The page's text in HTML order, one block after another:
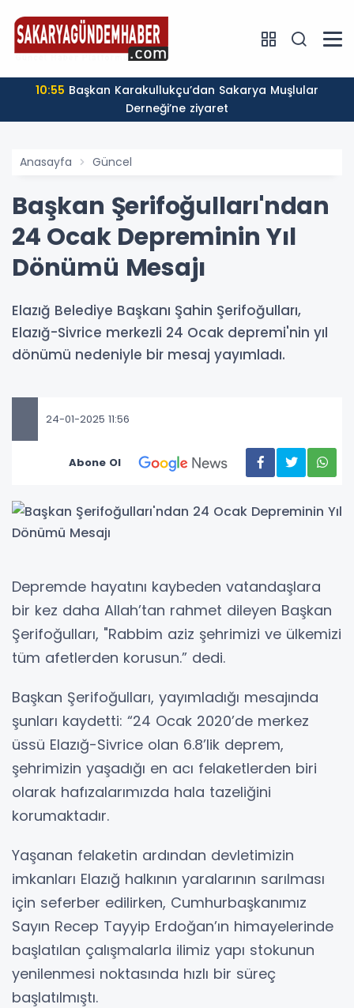
10:55
Derneği’ne ziyaret
Anasayfa Güncel
Başkan Şerifoğulları'ndan
24 Ocak Depreminin Yıl
Dönümü Mesajı
Elazığ Belediye Başkanı Şahin Şerifoğulları,
Elazığ-Sivrice merkezli 24 Ocak depremi'nin yıl
dönümü nedeniyle bir mesaj yayımladı.
24-01-2025 11:56
Abone Ol
Depremde hayatını kaybeden vatandaşlara
bir kez daha Allah’tan rahmet dileyen Başkan
Şerifoğulları, "Rabbim aziz şehrimizi ve ülkemizi
tüm afetlerden korusun.” dedi.
Başkan Şerifoğulları, yayımladığı mesajında
şunları kaydetti: “24 Ocak 2020’de merkez
üssü Elazığ-Sivrice olan 6.8’lik deprem,
şehrimizin yaşadığı en acı felaketlerden biri
olarak hafızalarımızda hala tazeliğini
korumaktadır.
Yaşanan felaketin ardından devletimizin
imkanları Elazığ halkının yaralarının sarılması
için seferber edilirken, Cumhurbaşkanımız
Sayın Recep Tayyip Erdoğan’ın himayelerinde
başlatılan çalışmalarla ilimiz yapı stokunun
yenilenmesi noktasında hızlı bir süreç
başlatılmıştı.